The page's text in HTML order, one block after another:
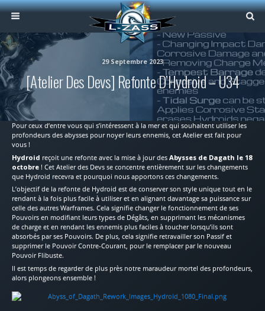
29 Septembre 2023
[Atelier Des Devs] Refonte D’Hydroid – U34
Pour ceux d’entre vous qui s’intéressent à la mer et qui souhaitent utiliser les
profondeurs des abysses pour noyer leurs ennemis, cet Atelier est fait pour
vous !
Hydroid reçoit une refonte avec la mise à jour des Abysses de Dagath le 18
octobre ! Cet Atelier des Devs se concentre entièrement sur les changements
que Hydroid recevra et pourquoi nous apportons ces changements.
L’objectif de la refonte de Hydroid est de conserver son style unique tout en le
rendant à la fois plus facile à utiliser et en alignant davantage sa puissance sur
celle des autres Warframes. Cela signifie changer le fonctionnement de ses
Pouvoirs en modifiant leurs types de Dégâts, en supprimant les mécanismes
de charge et en rendant les ennemis plus faciles à toucher lorsqu’ils sont
absorbés par ses Pouvoirs. De plus, cela signifie retravailler son Passif et
supprimer le Pouvoir Contre-Courant, pour le remplacer par le nouveau
Pouvoir Flibuste.
Il est temps de regarder de plus près notre maraudeur mortel des profondeurs,
alors plongeons ensemble !